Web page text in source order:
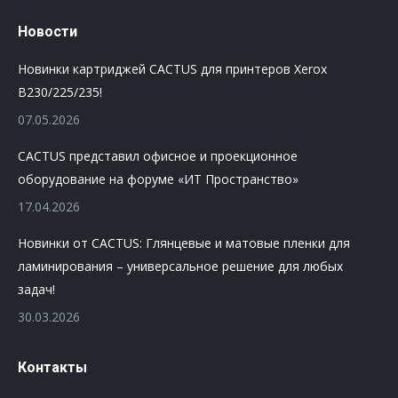
Новости
Новинки картриджей CACTUS для принтеров Xerox
B230/225/235!
07.05.2026
CACTUS представил офисное и проекционное
оборудование на форуме «ИТ Пространство»
17.04.2026
Новинки от CACTUS: Глянцевые и матовые пленки для
ламинирования – универсальное решение для любых
задач!
30.03.2026
Контакты